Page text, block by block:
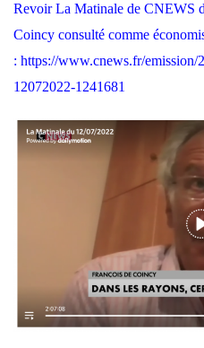
Revoir La Matinale de CNEWS
Coincy consulté comme
: https://www.cnews.fr/emission/
12072022-1241681